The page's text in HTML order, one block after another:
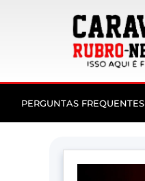
PERGUNTAS FREQUENTES